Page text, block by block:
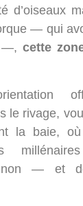
d’oiseaux
— qui
—, cette
le rivage,
la baie,
non — et